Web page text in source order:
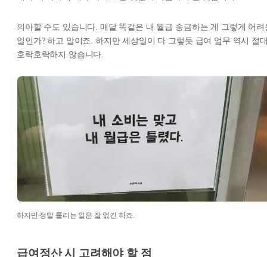
의아할 수도 있습니다. 매달 똑같은 내 월급 송금하는 게 그렇게 어려
일인가? 하고 말이죠. 하지만 세상일이 다 그렇듯 급여 업무 역시 절
호락호락하지 않습니다.
하지만 정말 틀리는 일은 잘 없긴 하죠.
급여정산 시 고려해야 할 점